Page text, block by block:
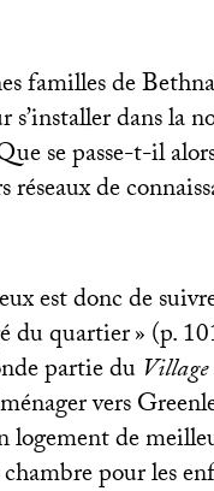
familles de
dans la
se passe-t-il
de
est donc de
du quartier» (p.
partie du
vers
logement de
pour les